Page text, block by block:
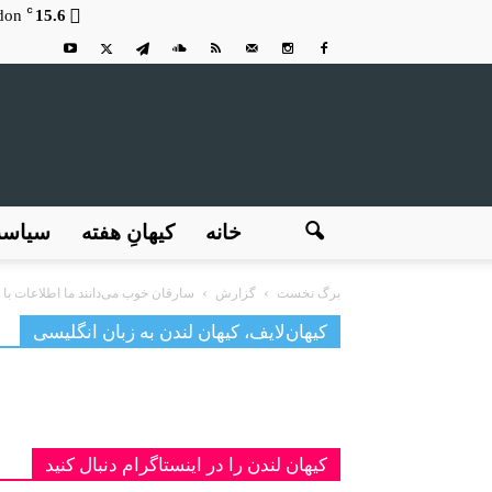
15.6
C
کیهانِ هفته خانه
برگ نخست گزارش سارقان خوب می‌دانند ما اطلاعات
کیهان‌لایف، کیهان لندن به زبان انگلیسی
کیهان لندن را در اینستاگرام دنبال کنید